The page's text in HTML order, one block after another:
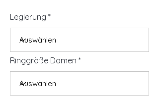
Legierung
Ringgröße Damen